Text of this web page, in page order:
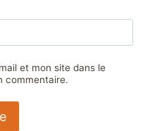
et mon site dans le
commentaire.